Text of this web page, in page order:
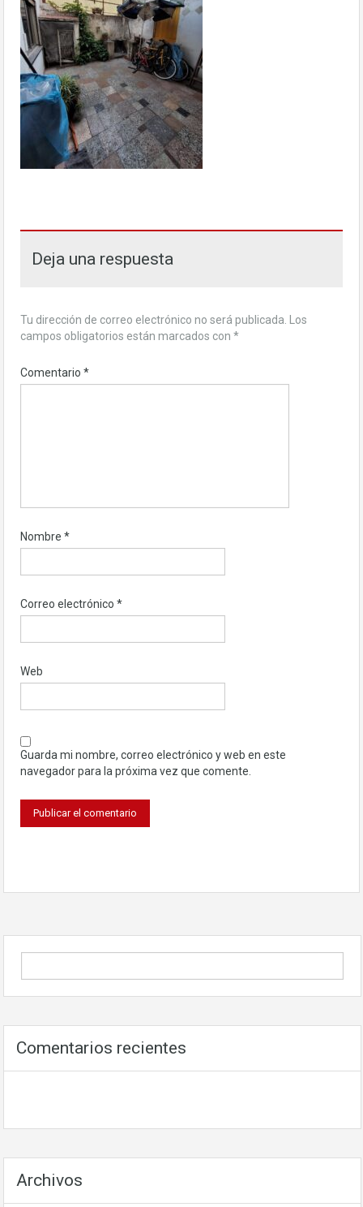
Deja una respuesta
Tu dirección de correo electrónico no será publicada.
Los
campos obligatorios están marcados con *
Comentario *
Nombre *
Correo electrónico *
Web
Guarda mi nombre, correo electrónico y web en este
navegador para la próxima vez que comente.
Comentarios recientes
Archivos